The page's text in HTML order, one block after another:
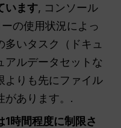
います, コンソール
の使用状況によっ
いタスク（ドキュ
アルデータセットな
よりも先にファイル
があります。.
時間程度に制限さ